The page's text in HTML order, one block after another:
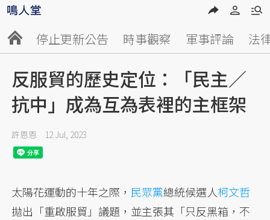
停止更新公告 時事觀察 軍事評論 法
反服貿的歷史定位：「民主／
抗中」成為互為表裡的主框架
許恩恩 12 Jul, 2023
太陽花運動的十年之際， 民眾黨總統候選人柯文哲
拋出「重啟服貿」議題，並主張其「只反黑箱，不